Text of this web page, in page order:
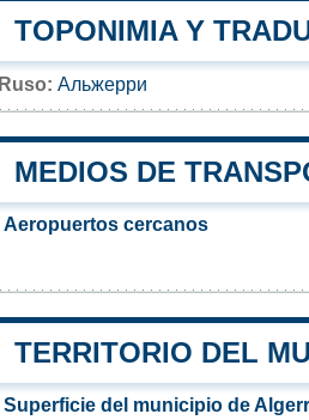
TOPONIMIA Y
Ruso: Альжерри
MEDIOS DE
Aeropuertos cercanos
TERRITORIO DEL
Superficie del municipio de